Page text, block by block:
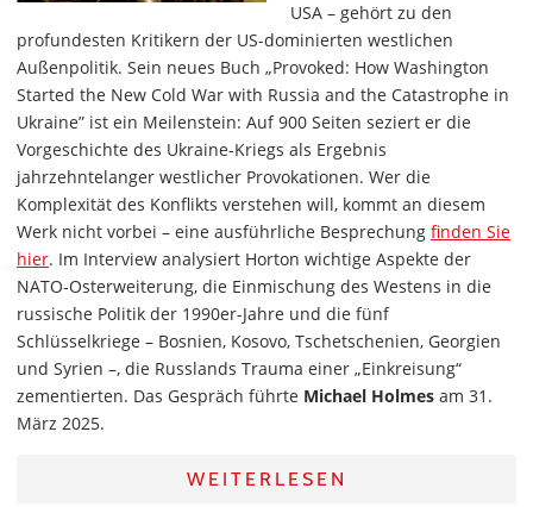
USA – gehört zu den
profundesten Kritikern der US-dominierten westlichen
Außenpolitik. Sein neues Buch „Provoked: How Washington
Started the New Cold War with Russia and the Catastrophe in
Ukraine” ist ein Meilenstein: Auf 900 Seiten seziert er die
Vorgeschichte des Ukraine-Kriegs als Ergebnis
jahrzehntelanger westlicher Provokationen. Wer die
Komplexität des Konflikts verstehen will, kommt an diesem
Werk nicht vorbei – eine ausführliche Besprechung finden Sie
hier. Im Interview analysiert Horton wichtige Aspekte der
NATO-Osterweiterung, die Einmischung des Westens in die
russische Politik der 1990er-Jahre und die fünf
Schlüsselkriege – Bosnien, Kosovo, Tschetschenien, Georgien
und Syrien –, die Russlands Trauma einer „Einkreisung“
zementierten. Das Gespräch führte Michael Holmes am 31.
März 2025.
WEITERLESEN